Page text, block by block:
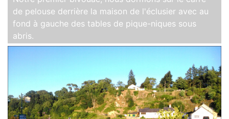
de pelouse derrière la maison de l'éclusier avec au
fond à gauche des tables de pique-niques sous
abris.